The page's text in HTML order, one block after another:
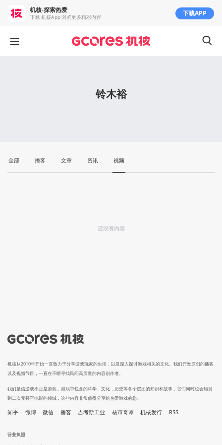
铃木裕
全部 播客 文章 资讯 视频
还没有内容
机核从2010年开始一直致力于分享游戏玩家的生活，以及深入探讨游戏相关的文化。我们开发原创的播客
以及视频节目，一直在不断寻找民间高质量的内容创作者。
我们坚信游戏不止是游戏，游戏中包含的科学，文化，历史等各个层面的知识和故事，它们同时也会辐射
到二次元甚至电影的领域，这些内容非常值得分享给热爱游戏的您。
知乎 微博 微信 播客 吉考斯工业 核市奇谭 机核发行 RSS
营业执照
机核-探索热爱
下载 机核App 浏览更多精彩内容 下载APP